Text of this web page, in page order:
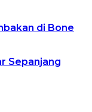
di Bone
Sepanjang